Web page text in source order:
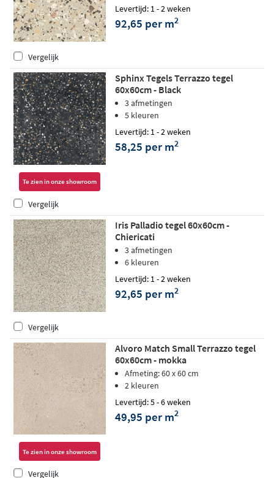
Levertijd: 1 - 2 weken
92,65 per m2
Vergelijk
Te zien in onze showroom
Sphinx Tegels Terrazzo tegel
60x60cm - Black
3 afmetingen
5 kleuren
Levertijd: 1 - 2 weken
58,25 per m2
Vergelijk
Iris Palladio tegel 60x60cm -
Chiericati
3 afmetingen
6 kleuren
Levertijd: 1 - 2 weken
92,65 per m2
Vergelijk
Te zien in onze showroom
Alvoro Match Small Terrazzo tegel
60x60cm - mokka
Afmeting: 60 x 60 cm
2 kleuren
Levertijd: 5 - 6 weken
49,95 per m2
Vergelijk